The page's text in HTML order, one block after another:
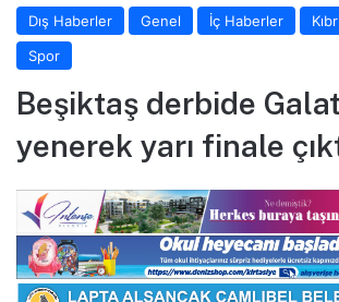
Dış Haberler Genel İç Haberler
Spor
Beşiktaş derbide
yenerek yarı finale